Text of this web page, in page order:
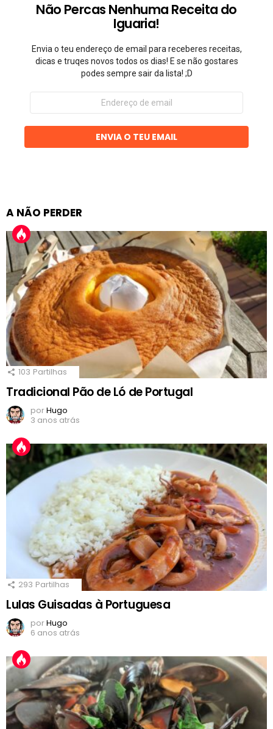
Não Percas Nenhuma Receita do
Iguaria!
Envia o teu endereço de email para receberes receitas,
dicas e truqes novos todos os dias! E se não gostares
podes sempre sair da lista! ;D
Endereço
email
ENVIA O TEU EMAIL
A NÃO PERDER
103 Partilhas
Tradicional Pão de Ló de Portugal
porHugo
3 anos atrás
293 Partilhas
Lulas Guisadas à Portuguesa
porHugo
6 anos atrás